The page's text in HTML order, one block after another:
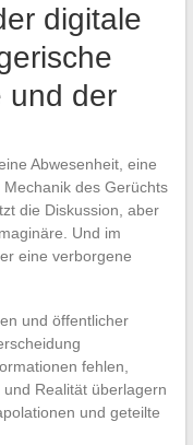
digitale
und der
Abwesenheit, eine
des Gerüchts
die Diskussion, aber
Und im
eine verborgene
und öffentlicher
fehlen,
Realität überlagern
und geteilte